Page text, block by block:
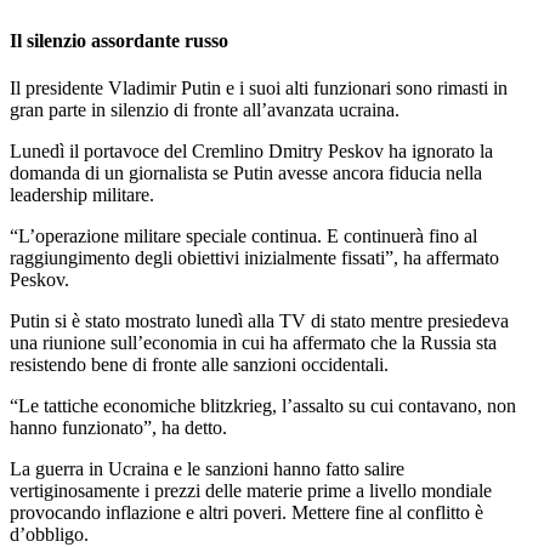
Il silenzio assordante russo
Il presidente Vladimir Putin e i suoi alti funzionari sono rimasti in
gran parte in silenzio di fronte all’avanzata ucraina.
Lunedì il portavoce del Cremlino Dmitry Peskov ha ignorato la
domanda di un giornalista se Putin avesse ancora fiducia nella
leadership militare.
“L’operazione militare speciale continua. E continuerà fino al
raggiungimento degli obiettivi inizialmente fissati”, ha affermato
Peskov.
Putin si è stato mostrato lunedì alla TV di stato mentre presiedeva
una riunione sull’economia in cui ha affermato che la Russia sta
resistendo bene di fronte alle sanzioni occidentali.
“Le tattiche economiche blitzkrieg, l’assalto su cui contavano, non
hanno funzionato”, ha detto.
La guerra in Ucraina e le sanzioni hanno fatto salire
vertiginosamente i prezzi delle materie prime a livello mondiale
provocando inflazione e altri poveri. Mettere fine al conflitto è
d’obbligo.